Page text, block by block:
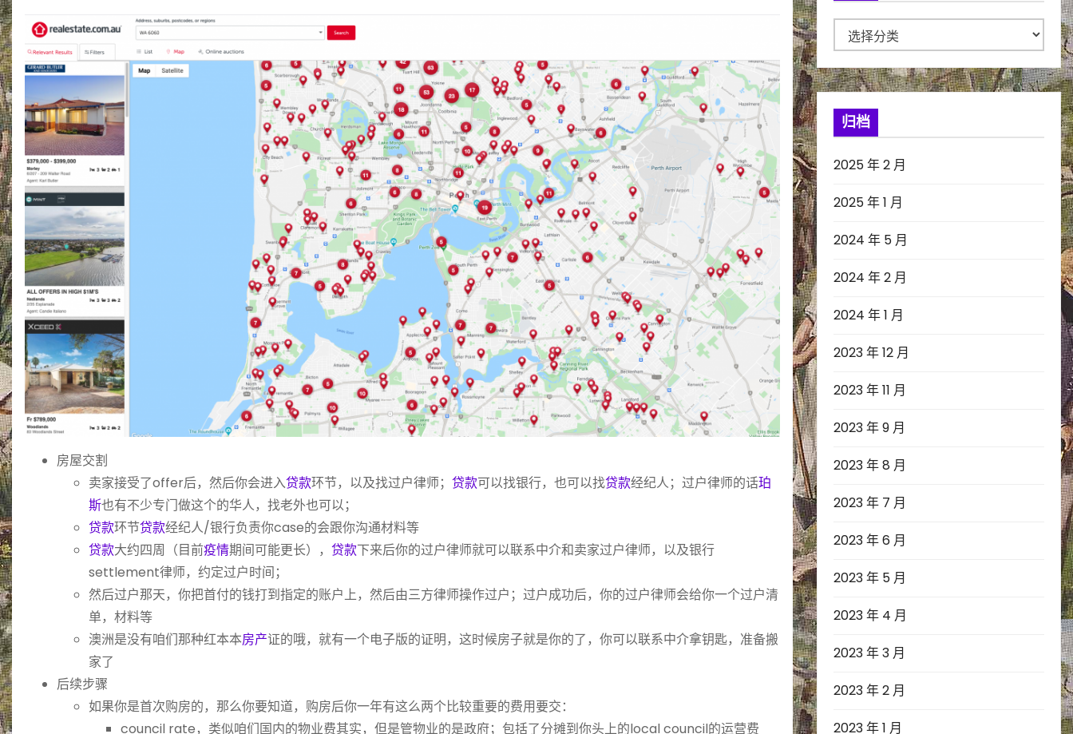
房屋交割
卖家接受了offer后，然后你会进入贷款环节，以及找过户律师； 贷款可以找银行，也可以找贷款经纪人；过户律师的话珀
斯也有不少专门做这个的华人，找老外也可以；
贷款环节贷款经纪人/银行负责你case的会跟你沟通材料等
贷款大约四周（目前疫情期间可能更长）， 贷款下来后你的过户律师就可以联系中介和卖家过户律师，以及银行
settlement律师，约定过户时间；
然后过户那天，你把首付的钱打到指定的账户上，然后由三方律师操作过户；过户成功后，你的过户律师会给你一个过户清
单，材料等
澳洲是没有咱们那种红本本房产证的哦，就有一个电子版的证明，这时候房子就是你的了，你可以联系中介拿钥匙，准备搬
家了
后续步骤
如果你是首次购房的，那么你要知道，购房后你一年有这么两个比较重要的费用要交：
council rate，类似咱们国内的物业费其实，但是管物业的是政府；包括了分摊到你头上的local council的运营费
类
归档
2025 年 2 月
2025 年 1 月
2024 年 5 月
2024 年 2 月
2024 年 1 月
2023 年 12 月
2023 年 11 月
2023 年 9 月
2023 年 8 月
2023 年 7 月
2023 年 6 月
2023 年 5 月
2023 年 4 月
2023 年 3 月
2023 年 2 月
2023 年 1 月